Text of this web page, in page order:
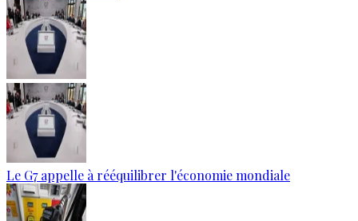
Le G7 appelle à rééquilibrer l'économie mondiale